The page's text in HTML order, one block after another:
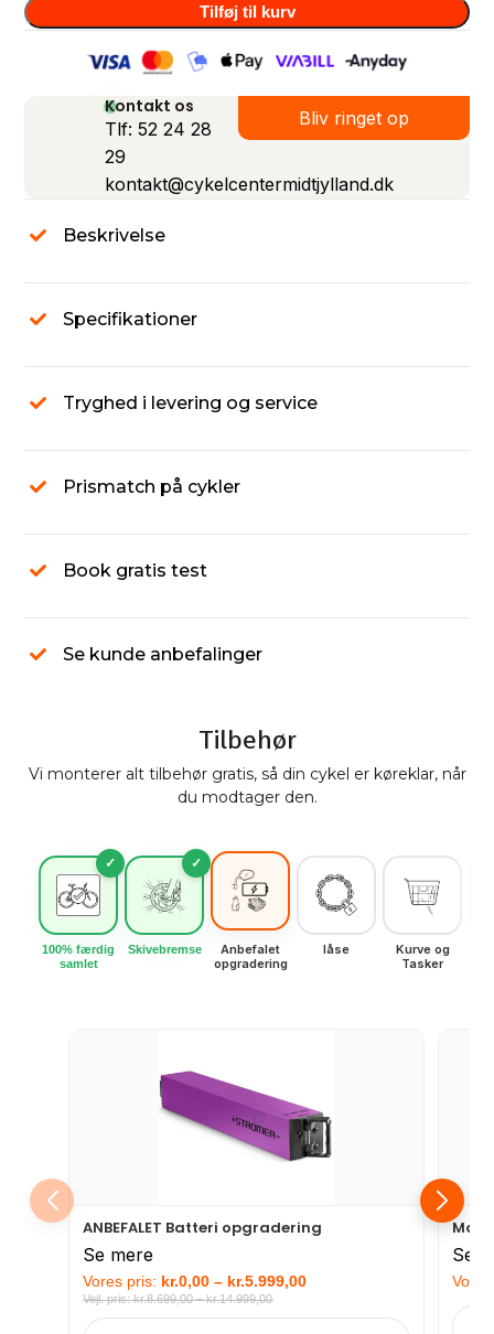
Tilføj til kurv
Kontakt os
Tlf: 52 24 28
29
kontakt@cykelcentermidtjylland.dk
Bliv ringet op
Beskrivelse
Specifikationer
Tryghed i levering og service
Prismatch på cykler
Book gratis test
Se kunde anbefalinger
Tilbehør
Vi monterer alt tilbehør gratis, så din cykel er køreklar, når
du modtager den.
✓
100% færdig
samlet
✓
Skivebremse
Anbefalet
opgradering
låse
Kurve og
Tasker
ANBEFALET Batteri opgradering
Se mere
Vejl. pris: kr.8.699,00 – kr.14.999,00
Vores pris: kr.0,00 – kr.5.999,00
Se